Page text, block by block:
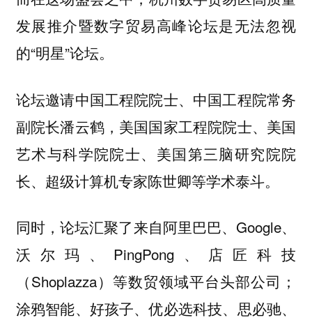
发展推介暨数字贸易高峰论坛是无法忽视
的“明星”论坛。
论坛邀请中国工程院院士、中国工程院常务
副院长潘云鹤，美国国家工程院院士、美国
艺术与科学院院士、美国第三脑研究院院
长、超级计算机专家陈世卿等学术泰斗。
同时，论坛汇聚了来自阿里巴巴、Google、
沃尔玛、PingPong、店匠科技
（Shoplazza）等数贸领域平台头部公司；
涂鸦智能、好孩子、优必选科技、思必驰、